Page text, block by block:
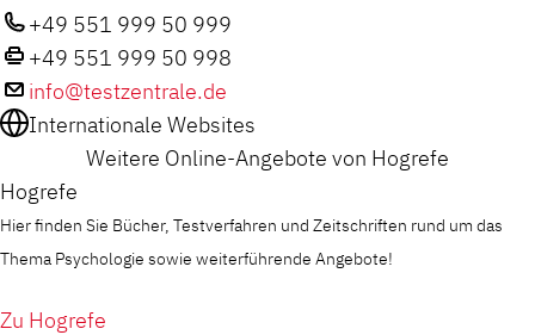
+49 551 999 50 999
+49 551 999 50 998
info@testzentrale.de
Internationale Websites
Weitere Online-Angebote von Hogrefe
Hogrefe
Hier finden Sie Bücher, Testverfahren und Zeitschriften rund um das
Thema Psychologie sowie weiterführende Angebote!
Zu Hogrefe